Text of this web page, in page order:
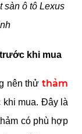
sàn ô tô Lexus
khi mua
nên thử thảm
khi mua. Đây là
có phù hợp